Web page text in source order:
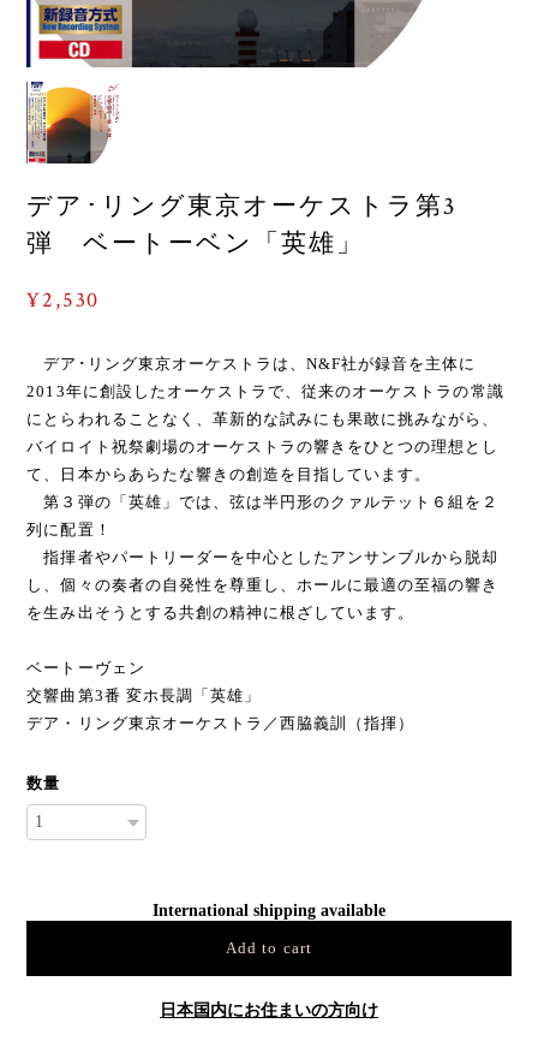
デア･リング東京オーケストラ第3
弾 ベートーベン「英雄」
¥2,530
デア･リング東京オーケストラは、N&F社が録音を主体に
2013年に創設したオーケストラで、従来のオーケストラの常識
にとらわれることなく、革新的な試みにも果敢に挑みながら、
バイロイト祝祭劇場のオーケストラの響きをひとつの理想とし
て、日本からあらたな響きの創造を目指しています。
第３弾の「英雄」では、弦は半円形のクァルテット６組を２
列に配置！
指揮者やパートリーダーを中心としたアンサンブルから脱却
し、個々の奏者の自発性を尊重し、ホールに最適の至福の響き
を生み出そうとする共創の精神に根ざしています。
ベートーヴェン
交響曲第3番 変ホ長調「英雄」
デア・リング東京オーケストラ／西脇義訓（指揮）
数量
International shipping available
Add to cart
日本国内にお住まいの方向け